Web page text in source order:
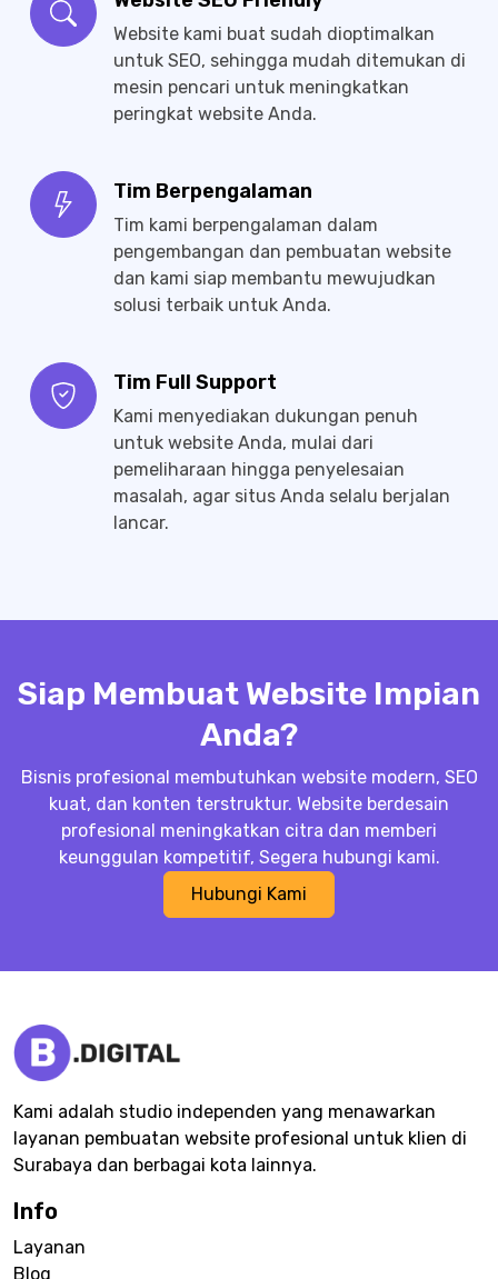
Website kami buat sudah dioptimalkan
untuk SEO, sehingga mudah ditemukan di
mesin pencari untuk meningkatkan
peringkat website Anda.
Tim Berpengalaman
Tim kami berpengalaman dalam
pengembangan dan pembuatan website
dan kami siap membantu mewujudkan
solusi terbaik untuk Anda.
Tim Full Support
Kami menyediakan dukungan penuh
untuk website Anda, mulai dari
pemeliharaan hingga penyelesaian
masalah, agar situs Anda selalu berjalan
lancar.
Siap Membuat Website Impian
Anda?
Bisnis profesional membutuhkan website modern, SEO
kuat, dan konten terstruktur. Website berdesain
profesional meningkatkan citra dan memberi
keunggulan kompetitif, Segera hubungi kami.
Hubungi Kami
Kami adalah studio independen yang menawarkan
layanan pembuatan website profesional untuk klien di
Surabaya dan berbagai kota lainnya.
Info
Layanan
Blog